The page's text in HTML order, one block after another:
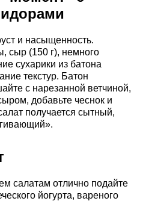
и насыщенность.
сыр (150 г), немного
сухарики из батона
текстур. Батон
с нарезанной ветчиной,
добавьте чеснок и
получается сытный,
салатам отлично подайте
йогурта, вареного